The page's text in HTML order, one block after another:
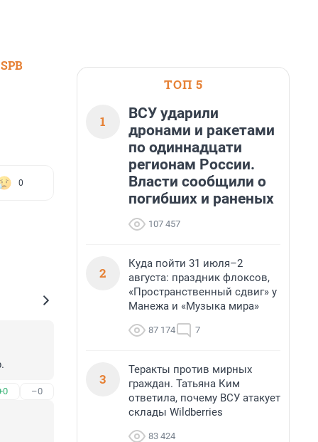
0
–0
ТОП 5
1
ВСУ ударили
дронами и ракетами
по одиннадцати
регионам России.
Власти сообщили о
погибших и раненых
107 457
2
Куда пойти 31 июля–2
августа: праздник флоксов,
«Пространственный сдвиг» у
Манежа и «Музыка мира»
87 174 7
3
Теракты против мирных
граждан. Татьяна Ким
ответила, почему ВСУ атакует
склады Wildberries
83 424